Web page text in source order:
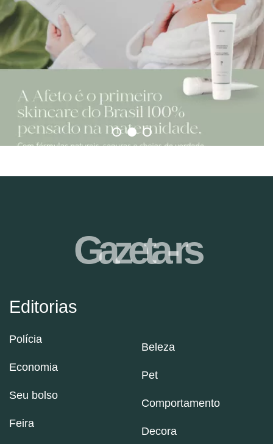
Editorias
Polícia
Economia
Seu bolso
Feira
Beleza
Pet
Comportamento
Decora
Gazeta-rs